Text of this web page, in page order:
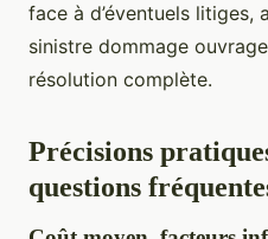
face à d’éventuels litiges,
sinistre dommage
résolution complète.
Précisions
questions